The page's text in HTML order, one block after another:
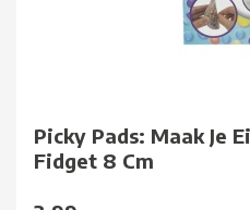
Picky Pads: Maak Je
Fidget 8 Cm